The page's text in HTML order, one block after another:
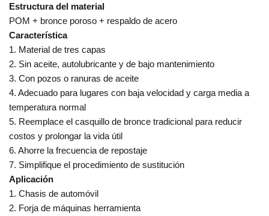
Estructura del material
POM + bronce poroso + respaldo de acero
Característica
1. Material de tres capas
2. Sin aceite, autolubricante y de bajo mantenimiento
3. Con pozos o ranuras de aceite
4. Adecuado para lugares con baja velocidad y carga media a
temperatura normal
5. Reemplace el casquillo de bronce tradicional para reducir
costos y prolongar la vida útil
6. Ahorre la frecuencia de repostaje
7. Simplifique el procedimiento de sustitución
Aplicación
1. Chasis de automóvil
2. Forja de máquinas herramienta